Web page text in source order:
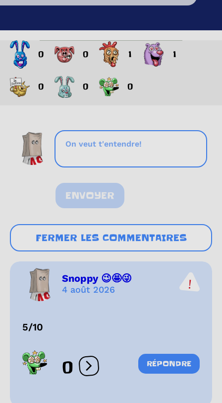
0 0 1 1
0 0 0
ENVOYER
FERMER LES COMMENTAIRES
Snoppy 😉🤩😜
4 août 2026
5/10
0 Ouvrir les réactions
RÉPONDRE